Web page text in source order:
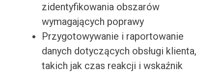
zidentyfikowania obszarów
wymagających poprawy
Przygotowywanie i raportowanie
danych dotyczących obsługi klienta,
takich jak czas reakcji i wskaźnik